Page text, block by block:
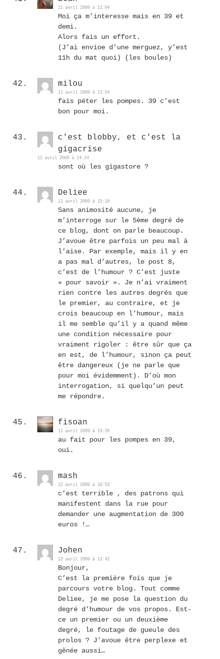
11 avril 2009 à 11:04
Moi ça m’interesse mais en 39 et
demi.
Alors fais un effort.
(J’ai envioe d’une merguez, y’est
11h du mat quoi) (les boules)
milou
11 avril 2009 à 13:54
fais péter les pompes. 39 c’est
bon pour moi.
c'est blobby, et c'est la
gigacrise
11 avril 2009 à 14:14
sont où les gigastore ?
Deliee
11 avril 2009 à 15:18
Sans animosité aucune, je
m’interroge sur le 5ème degré de
ce blog, dont on parle beaucoup.
J’avoue être parfois un peu mal à
l’aise. Par exemple, mais il y en
a pas mal d’autres, le post 8,
c’est de l’humour ? C’est juste
« pour savoir ». Je n’ai vraiment
rien contre les autres degrés que
le premier, au contraire, et je
crois beaucoup en l’humour, mais
il me semble qu’il y a quand même
une condition nécessaire pour
vraiment rigoler : être sûr que ça
en est, de l’humour, sinon ça peut
être dangereux (je ne parle que
pour moi évidemment). D’où mon
interrogation, si quelqu’un peut
me répondre.
fisoan
11 avril 2009 à 19:39
au fait pour les pompes en 39,
oui.
mash
12 avril 2009 à 10:53
c’est terrible , des patrons qui
manifestent dans la rue pour
demander une augmentation de 300
euros !…
Johen
12 avril 2009 à 12:42
Bonjour,
C’est la première fois que je
parcours votre blog. Tout comme
Deliee, je me pose la question du
degré d’humour de vos propos. Est-
ce un premier ou un deuxième
degré, le foutage de gueule des
prolos ? J’avoue être perplexe et
gênée aussi…